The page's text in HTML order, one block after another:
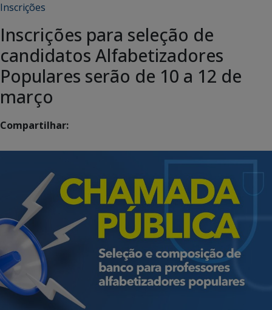
Inscrições
Inscrições para seleção de
candidatos Alfabetizadores
Populares serão de 10 a 12 de
março
Compartilhar: